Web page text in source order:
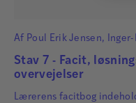
Af Poul Erik Jensen,
Stav 7 - Facit,
overvejelser
Lærerens facitbog